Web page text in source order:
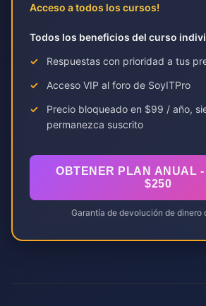
Acceso a todos los cursos!
Todos los beneficios del curso
Respuestas con prioridad a tus
Acceso VIP al foro de SoyITPro
Precio bloqueado en $99 / año,
permanezca suscrito
OBTENER PLAN ANUAL -
$250
Garantía de devolución de dinero